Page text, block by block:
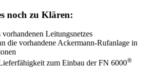
noch zu Klären:
Leitungsnetzes
die vorhandene Ackermann-Rufanlage in
zum Einbau der FN 6000®